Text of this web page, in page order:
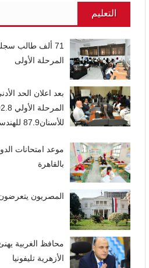
التعليم
71 ألف طالب
المرحلة الأولى
بعد اعلان الحد
للأسنان87.9 للهندسة
موعد امتحانات
بالقاهرة
المصريون
محافظ الغربية
الأزهرية تليفونيا